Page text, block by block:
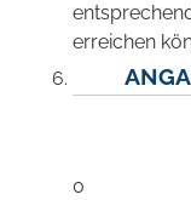
erreichen
0